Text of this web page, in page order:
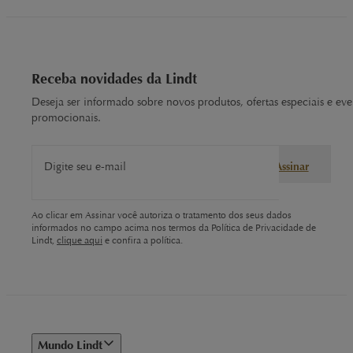
Receba novidades da Lindt
Deseja ser informado sobre novos produtos, ofertas especiais e
promocionais.
Digite seu e-mail Assinar
Ao clicar em Assinar você autoriza o tratamento dos seus dados
informados no campo acima nos termos da Política de Privacidade de
Lindt, clique aqui e confira a política.
Mundo Lindt